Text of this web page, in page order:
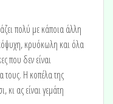
πολύ με κάποια άλλη
κρυόκωλη και όλα
που δεν είναι
τους. Η κοπέλα της
ας είναι γεμάτη